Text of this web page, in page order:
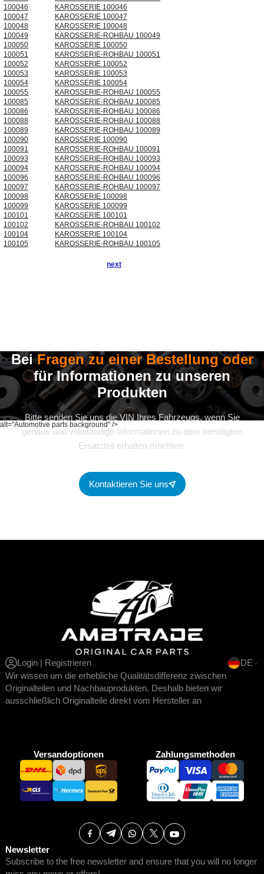
100046
KAROSSERIE 100046
100047
KAROSSERIE 100047
100048
KAROSSERIE 100048
100049
KAROSSERIE-ROHBAU 100049
100050
KAROSSERIE 100050
100051
KAROSSERIE-ROHBAU 100051
100052
KAROSSERIE 100052
100053
KAROSSERIE 100053
100054
KAROSSERIE 100054
100055
KAROSSERIE-ROHBAU 100055
100085
KAROSSERIE-ROHBAU 100085
100086
KAROSSERIE-ROHBAU 100086
100088
KAROSSERIE-ROHBAU 100088
100089
KAROSSERIE-ROHBAU 100089
100090
KAROSSERIE 100090
100091
KAROSSERIE-ROHBAU 100091
100093
KAROSSERIE-ROHBAU 100093
100094
KAROSSERIE-ROHBAU 100094
100096
KAROSSERIE-ROHBAU 100096
100097
KAROSSERIE-ROHBAU 100097
100098
KAROSSERIE 100098
100099
KAROSSERIE 100099
100101
KAROSSERIE 100101
100102
KAROSSERIE-ROHBAU 100102
100104
KAROSSERIE 100104
100105
KAROSSERIE-ROHBAU 100105
next
alt="Automotive parts background" />
BeiFragen zu einer Bestellung oder
für Informationen zu unseren
Produkten
Bitte senden Sie uns die VIN Ihres Fahrzeugs, wenn Sie
genaue und vollständige Informationen zu dem benötigten
Ersatzteil erhalten möchten.
Kontaktieren Sie uns
Login | Registrieren
DE
Wir wissen um die erhebliche Qualitätsdifferenz zwischen
Originalteilen und Nachbauprodukten. Deshalb bieten wir
ausschließlich Originalteile direkt vom Hersteller an
Versandoptionen Zahlungsmethoden
Newsletter
Subscribe to the free newsletter and ensure that you will no longer